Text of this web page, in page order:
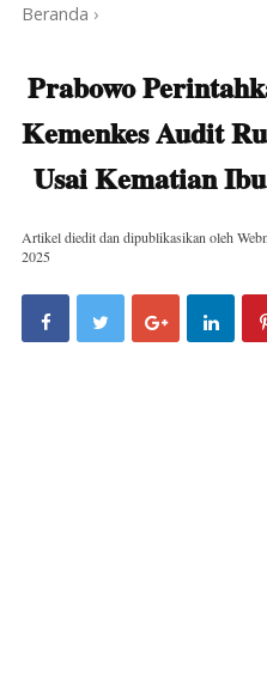
Beranda ›
Prabowo
Kemenkes Audit
Usai Kematian
Artikel diedit dan dipublikasikan oleh
2025